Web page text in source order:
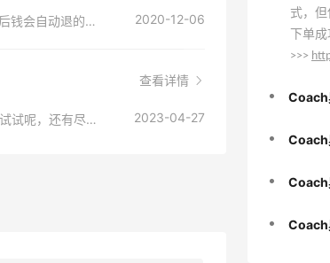
不用担心，coach奥莱官网不支持国内信用卡，国卡下单必砍，砍单后钱会自动退的，你只需要留意你的信用卡未出账单里有没有就可以了。账单日的账单发出来，就不会有这一笔消费 2020-12-06
查看详情
Coach奥莱官网国卡有一定砍单几率，有时候都要看运气，换其他卡试试呢，还有尽量选择小众点的转运地址。 2023-04-27
式，但
下单
>>>
Coach
Coach
Coach
Coach